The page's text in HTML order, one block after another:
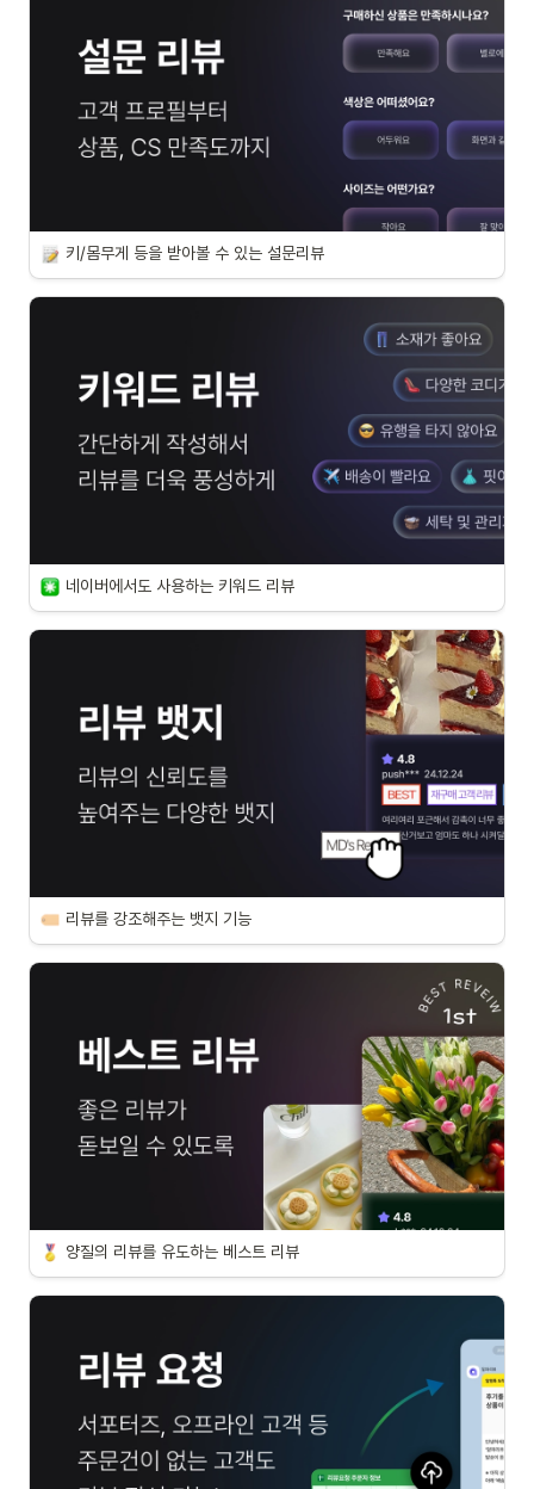
키/몸무게 등을 받아볼 수 있는 설문리뷰
네이버에서도 사용하는 키워드 리뷰
리뷰를 강조해주는 뱃지 기능
양질의 리뷰를 유도하는 베스트 리뷰